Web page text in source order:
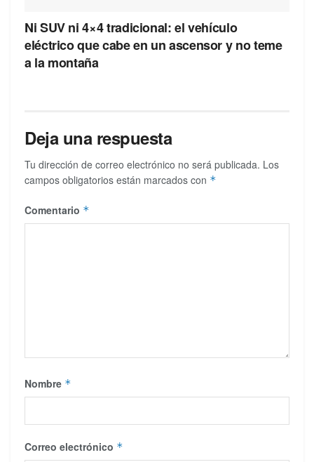
Ni SUV ni 4×4 tradicional: el vehículo
eléctrico que cabe en un ascensor y no teme
a la montaña
Deja una respuesta
Tu dirección de correo electrónico no será publicada. Los
campos obligatorios están marcados con *
Comentario *
Nombre *
Correo electrónico *